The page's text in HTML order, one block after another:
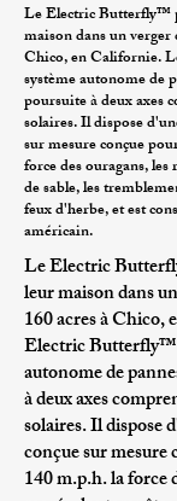
LeElectric Butterfly™
maison dans un
Chico, en Californie.
système autonome de
poursuite à deux axes
solaires. Il dispose
sur mesure conçue
force des ouragans,
de sable, les
feux d'herbe, et est
américain.
LeElectric
leur maison dans
160 acres à
Electric Butterfly™
autonome de
à deux axes
solaires. Il dispose
conçue sur mesure
140 m.p.h. la force